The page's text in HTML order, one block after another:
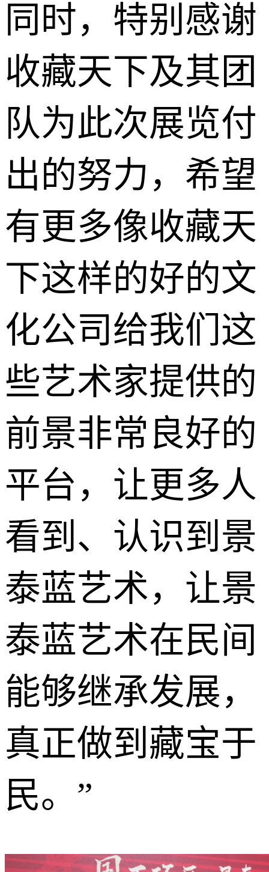
同时，特别感谢
收藏天下及其团
队为此次展览付
出的努力，希望
有更多像收藏天
下这样的好的文
化公司给我们这
些艺术家提供的
前景非常良好的
平台，让更多人
看到、认识到景
泰蓝艺术，让景
泰蓝艺术在民间
能够继承发展，
真正做到藏宝于
民。”